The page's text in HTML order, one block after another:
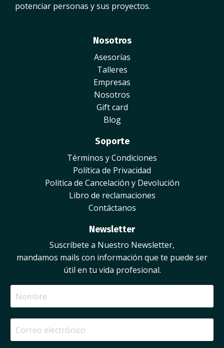
potenciar personas y sus proyectos.
Nosotros
Asesorías
Talleres
Empresas
Nosotros
Gift card
Blog
Soporte
Términos y Condiciones
Política de Privacidad
Politica de Cancelación y Devolución
Libro de reclamaciones
Contáctanos
Newsletter
Suscríbete a Nuestro Newsletter,
mandamos mails con información que te puede ser
útil en tu vida profesional.